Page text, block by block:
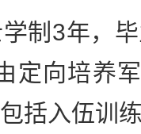
3年，毕
定向培养
括入伍训